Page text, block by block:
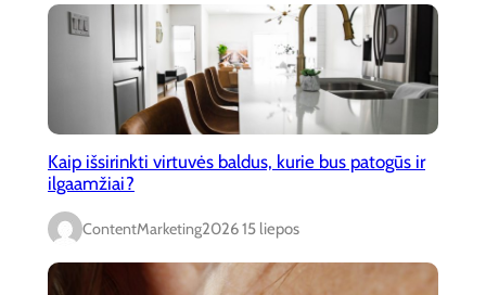
Kaip išsirinkti virtuvės baldus, kurie bus patogūs ir
ilgaamžiai?
ContentMarketing2026 15 liepos